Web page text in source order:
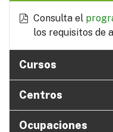
Consulta el
los requisitos de
Cursos
Centros
Ocupaciones